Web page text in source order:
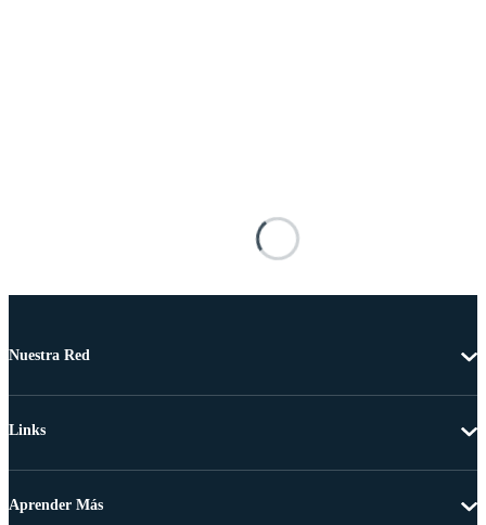
Nuestra Red
Links
Aprender Más